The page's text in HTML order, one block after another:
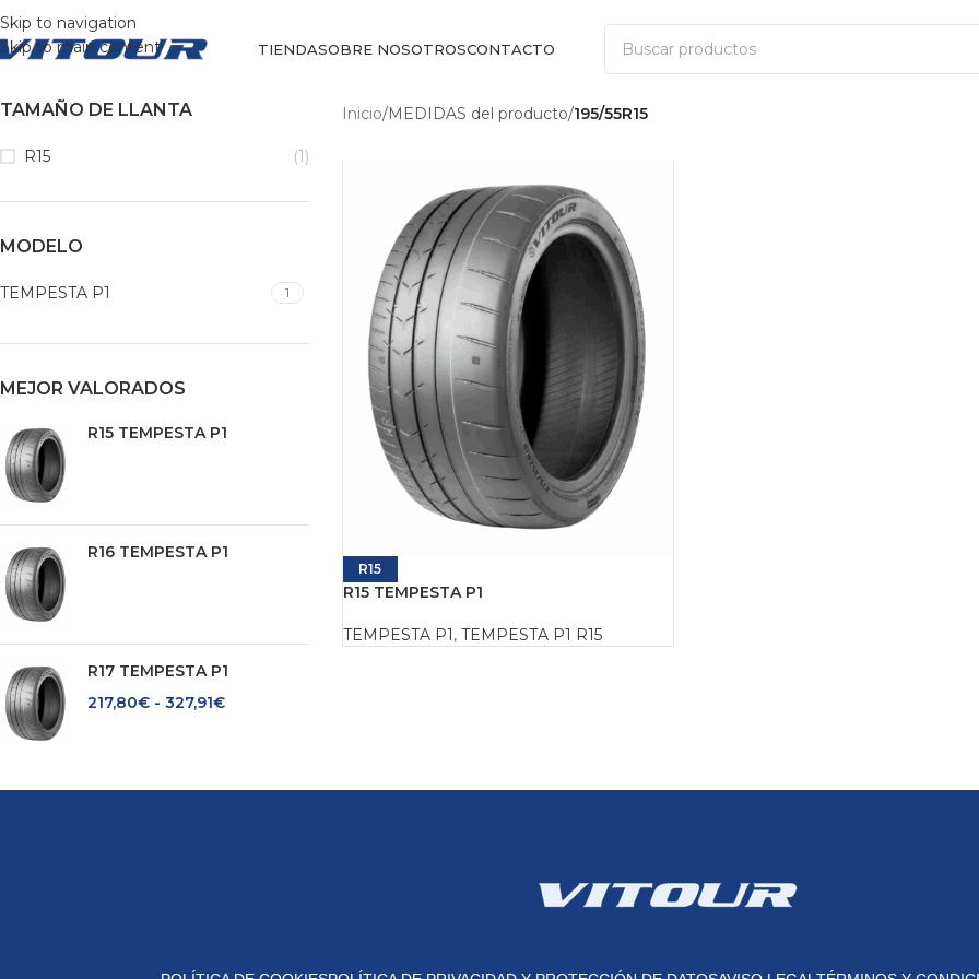
Skip to navigation
Skip to main content
TIENDASOBRE NOSOTROSCONTACTO
TAMAÑO DE LLANTA
R15 (1)
MODELO
TEMPESTA P1 1
MEJOR VALORADOS
R15 TEMPESTA P1
R16 TEMPESTA P1
R17 TEMPESTA P1
217,80€ - 327,91€
Inicio/MEDIDAS del producto/195/55R15
R15
R15 TEMPESTA P1
TEMPESTA P1, TEMPESTA P1 R15